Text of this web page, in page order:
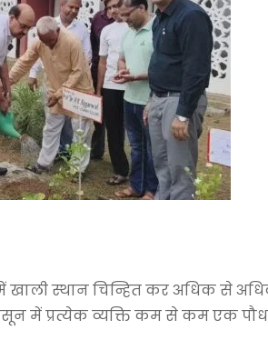
खाली स्थान चिन्हित कर अधिक से
में प्रत्येक व्यक्ति कम से कम एक